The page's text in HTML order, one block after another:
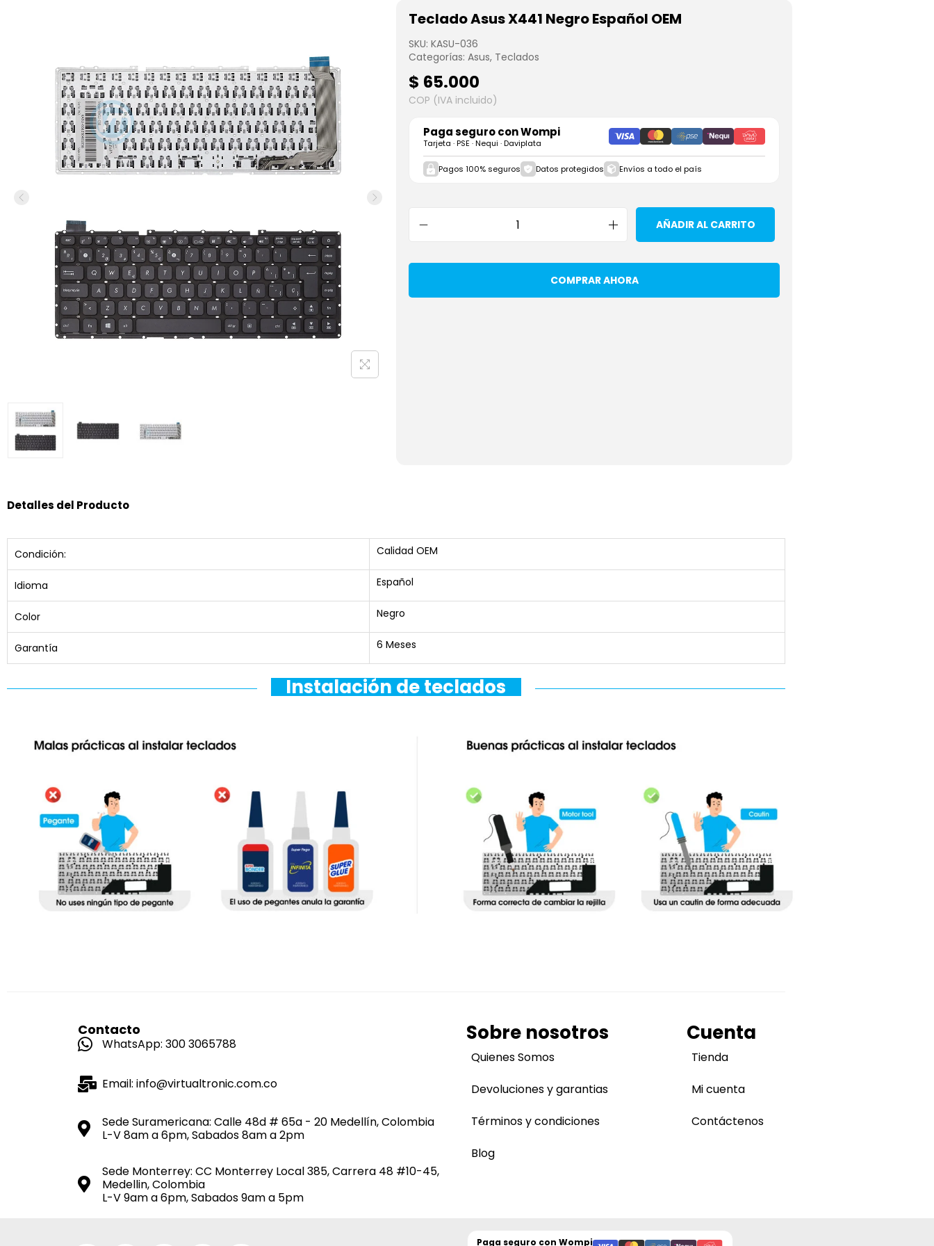
Teclado Asus X441 Negro Español OEM
SKU: KASU-036
Categorías: Asus, Teclados
$ 65.000
COP (IVA incluido)
Paga seguro conWompi
Tarjeta · PSE · Nequi · Daviplata
Pagos 100% seguros Datos protegidos Envíos a todo el país
AÑADIR AL CARRITO
COMPRAR AHORA
Detalles del Producto
Condición: Calidad OEM
Idioma Español
Color Negro
Garantía 6 Meses
Instalación de teclados
Contacto
WhatsApp: 300 3065788
Email: info@virtualtronic.com.co
Sede Suramericana: Calle 48d # 65a - 20 Medellín, Colombia
L-V 8am a 6pm, Sabados 8am a 2pm
Sede Monterrey: CC Monterrey Local 385, Carrera 48 #10-45,
Medellin, Colombia
L-V 9am a 6pm, Sabados 9am a 5pm
Sobre nosotros
Quienes Somos
Devoluciones y garantias
Términos y condiciones
Blog
Cuenta
Tienda
Mi cuenta
Contáctenos
Paga seguro con Wompi